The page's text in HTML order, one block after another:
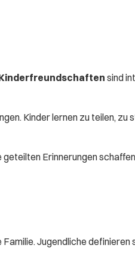
sind
Kinder lernen zu teilen,
Erinnerungen
Jugendliche definieren